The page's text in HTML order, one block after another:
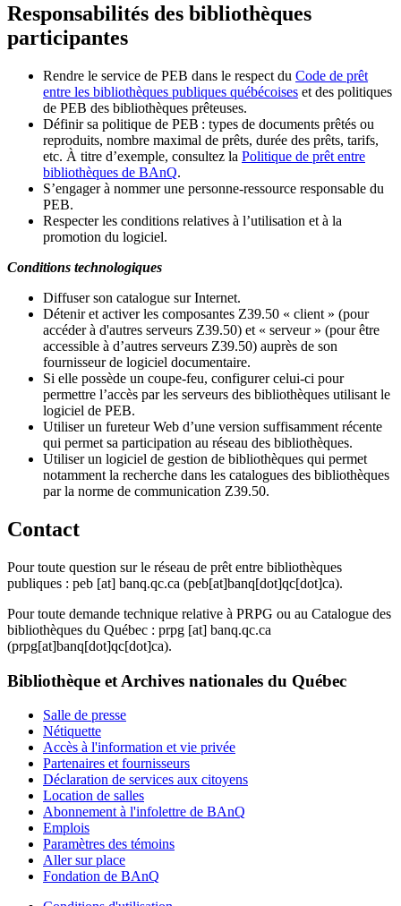
Responsabilités des bibliothèques
participantes
Rendre le service de PEB dans le respect du Code de prêt
entre les bibliothèques publiques québécoises et des politiques
de PEB des bibliothèques prêteuses.
Définir sa politique de PEB : types de documents prêtés ou
reproduits, nombre maximal de prêts, durée des prêts, tarifs,
etc. À titre d’exemple, consultez la Politique de prêt entre
bibliothèques de BAnQ.
S’engager à nommer une personne-ressource responsable du
PEB.
Respecter les conditions relatives à l’utilisation et à la
promotion du logiciel.
Conditions technologiques
Diffuser son catalogue sur Internet.
Détenir et activer les composantes Z39.50 « client » (pour
accéder à d'autres serveurs Z39.50) et « serveur » (pour être
accessible à d’autres serveurs Z39.50) auprès de son
fournisseur de logiciel documentaire.
Si elle possède un coupe-feu, configurer celui-ci pour
permettre l’accès par les serveurs des bibliothèques utilisant le
logiciel de PEB.
Utiliser un fureteur Web d’une version suffisamment récente
qui permet sa participation au réseau des bibliothèques.
Utiliser un logiciel de gestion de bibliothèques qui permet
notamment la recherche dans les catalogues des bibliothèques
par la norme de communication Z39.50.
Contact
Pour toute question sur le réseau de prêt entre bibliothèques
publiques : peb [at] banq.qc.ca (peb[at]banq[dot]qc[dot]ca).
Pour toute demande technique relative à PRPG ou au Catalogue des
bibliothèques du Québec : prpg [at] banq.qc.ca
(prpg[at]banq[dot]qc[dot]ca).
Bibliothèque et Archives nationales du Québec
Salle de presse
Nétiquette
Accès à l'information et vie privée
Partenaires et fournisseurs
Déclaration de services aux citoyens
Location de salles
Abonnement à l'infolettre de BAnQ
Emplois
Paramètres des témoins
Aller sur place
Fondation de BAnQ